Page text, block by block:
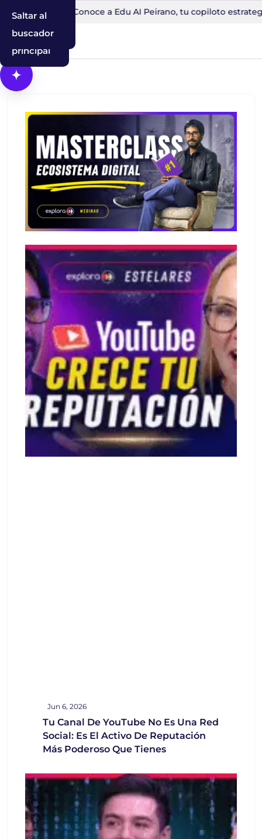
Saltar al
contenido
principal
Saltar a la
navegación
Saltar al
buscador
minutos Conoce a Edu AI Peirano, tu copiloto estratega
Abrir Cosmos, el asistente con IA
Jun 6, 2026
Tu Canal De YouTube No Es Una Red
Social: Es El Activo De Reputación
Más Poderoso Que Tienes